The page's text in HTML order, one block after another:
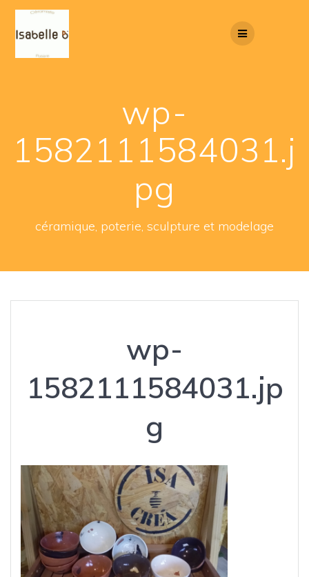
wp-
1582111584031.j
pg
céramique, poterie, sculpture et modelage
wp-
1582111584031.jp
g